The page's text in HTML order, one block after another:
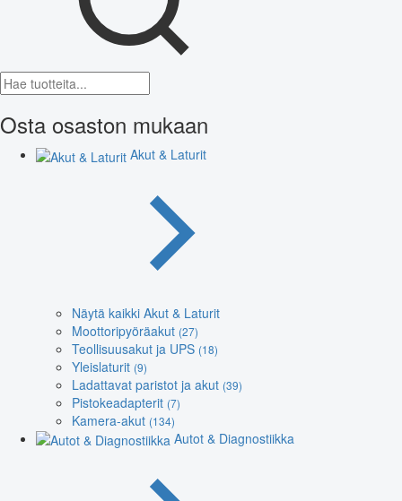
Osta osaston mukaan
Akut & Laturit
Näytä kaikki Akut & Laturit
Moottoripyöräakut (27)
Teollisuusakut ja UPS (18)
Yleislaturit (9)
Ladattavat paristot ja akut (39)
Pistokeadapterit (7)
Kamera-akut (134)
Autot & Diagnostiikka